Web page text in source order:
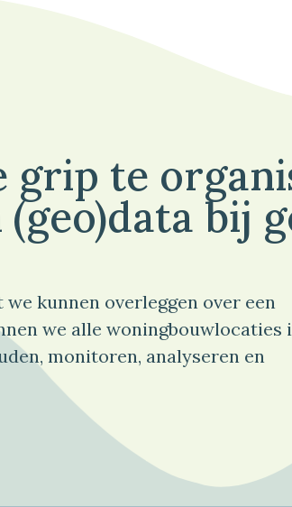
grip te
bij
kunnen overleggen over een
we alle woningbouwlocaties
monitoren, analyseren en